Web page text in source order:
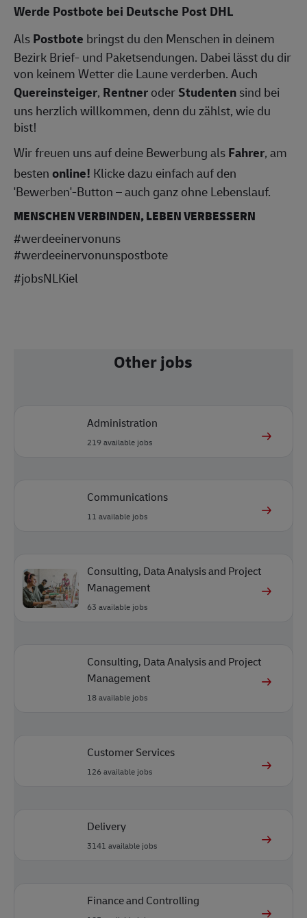
Werde Postbote bei Deutsche Post DHL
AlsPostbote bringst du den Menschen in deinem
Bezirk Brief- und Paketsendungen. Dabei lässt du dir
von keinem Wetter die Laune verderben. Auch
Quereinsteiger, RentneroderStudentensind bei
uns herzlich willkommen, denn du zählst, wie du
bist!
Wir freuen uns auf deine Bewerbung alsFahrer, am
bestenonline! Klicke dazu einfach auf den
'Bewerben'-Button – auch ganz ohne Lebenslauf.
MENSCHEN VERBINDEN, LEBEN VERBESSERN
#werdeeinervonuns
#werdeeinervonunspostbote
#jobsNLKiel
Other jobs
Administration
219available jobs
Communications
11 available jobs
Consulting, Data Analysis and Project
Management
63 available jobs
Consulting, Data Analysis and Project
Management
18available jobs
Customer Services
126available jobs
Delivery
3141 available jobs
Finance and Controlling